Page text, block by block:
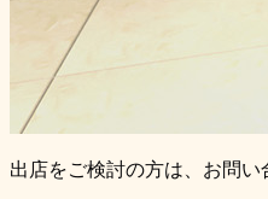
出店をご検討の方は、お問い